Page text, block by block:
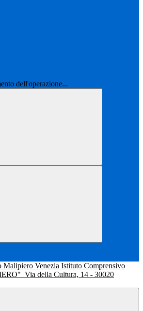
dell'operazione...
Istituto Comprensivo
Via della Cultura, 14 - 30020